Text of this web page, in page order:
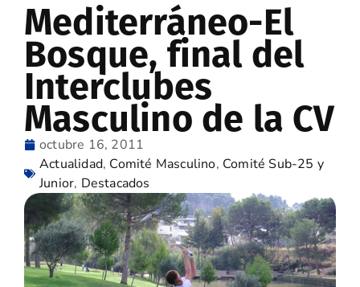
Mediterráneo-El
Bosque, final del
Interclubes
Masculino de la CV
octubre 16, 2011
Actualidad, Comité Masculino, Comité Sub-25 y
Junior, Destacados